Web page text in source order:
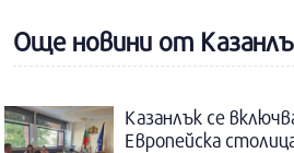
Още новини от
Казанлък се
Европейска